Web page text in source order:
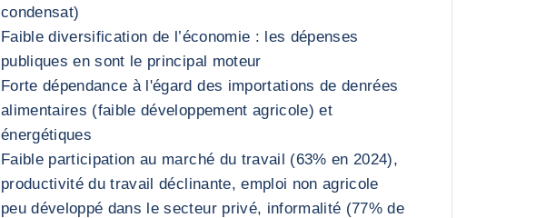
condensat)
Faible diversification de l’économie : les dépenses
publiques en sont le principal moteur
Forte dépendance à l'égard des importations de denrées
alimentaires (faible développement agricole) et
énergétiques
Faible participation au marché du travail (63% en 2024),
productivité du travail déclinante, emploi non agricole
peu développé dans le secteur privé, informalité (77% de